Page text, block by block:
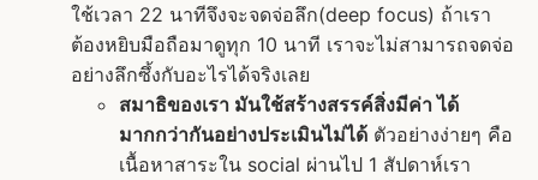
ใช้เวลา 22 นาทีจึงจะจดจ่อลึก(deep focus) ถ้าเรา
ต้องหยิบมือถือมาดูทุก 10 นาที เราจะไม่สามารถจดจ่อ
อย่างลึกซึ้งกับอะไรได้จริงเลย
สมาธิของเรา มันใช้สร้างสรรค์สิ่งมีค่า ได้
มากกว่ากันอย่างประเมินไม่ได้ตัวอย่างง่ายๆ คือ
เนื้อหาสาระใน social ผ่านไป 1 สัปดาห์เรา